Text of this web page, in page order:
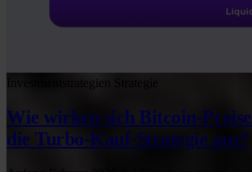
Investmentstrategien
Wie wirken sich Bitcoin-
die Turbo-Kauf-Strategie aus?